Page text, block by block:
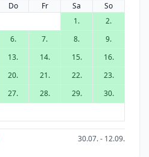
Do Fr Sa
So
1.
2.
6. 7. 8.
9.
13. 14. 15.
16.
20. 21. 22.
23.
27. 28. 29.
30.
30.07. - 12.09.